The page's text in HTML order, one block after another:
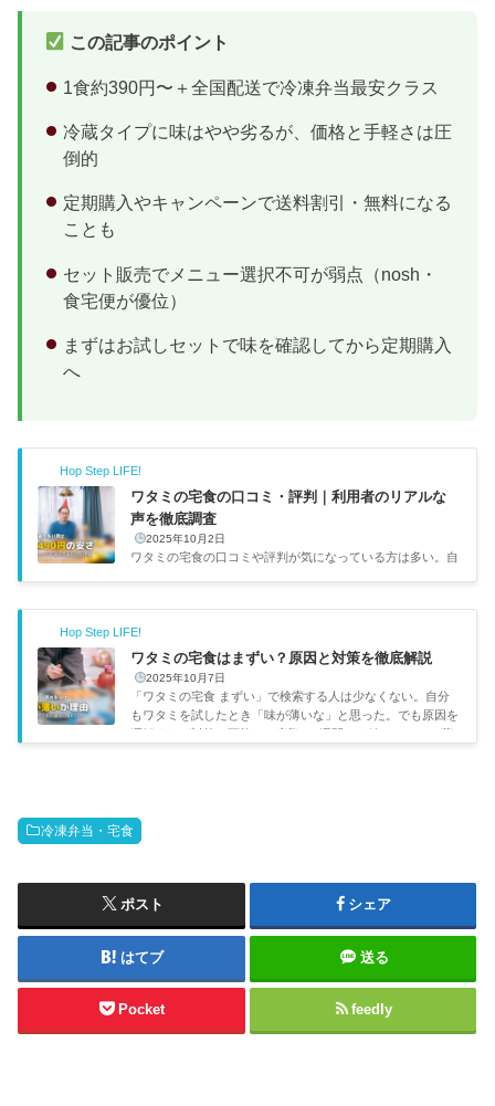
この記事のポイント
1食約390円〜＋全国配送で冷凍弁当最安クラス
冷蔵タイプに味はやや劣るが、価格と手軽さは圧
倒的
定期購入やキャンペーンで送料割引・無料になる
ことも
セット販売でメニュー選択不可が弱点（nosh・
食宅便が優位）
まずはお試しセットで味を確認してから定期購入
へ
Hop Step LIFE!
ワタミの宅食の口コミ・評判｜利用者のリアルな
声を徹底調査
2025年10月2日
ワタミの宅食の口コミや評判が気になっている方は多い。自
特に高齢者からの支持が厚い。実際の利用者の口コミをもと
に、良い点・悪い点を整理する。ワタミの宅食の基本情報居
酒屋チェーンで知られるワタミグループが運営する宅配弁当
サービスだ。冷凍ではなく冷蔵タイプなので、電子レンジで
温めるだけですぐに食べられる。冷蔵タイプ（毎日届く）自
社スタッフによる手渡し配達（見守りサービス付き）管理栄
養士監修の...
Hop Step LIFE!
ワタミの宅食はまずい？原因と対策を徹底解説
2025年10月7日
「ワタミの宅食 まずい」で検索する人は少なくない。自分
もワタミを試したとき「味が薄いな」と思った。でも原因を
理解すれば対策は可能だ。実際に2週間ほど続けてみて、薄
が薄い約50%減塩設計（塩分1食2.0〜3.0g）醤油・ポン酢を
少量／2〜3週間で慣れる冷めている約25%冷蔵タイプで常
冷凍弁当・宅食
ポスト シェア
はてブ 送る
Pocket feedly